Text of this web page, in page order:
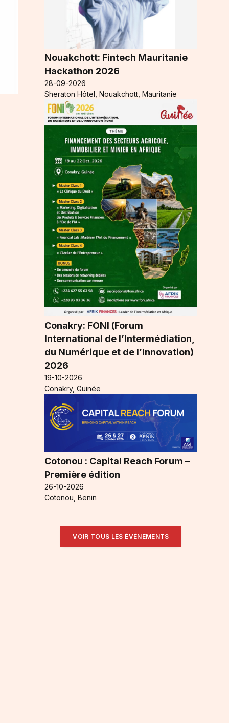
Nouakchott: Fintech Mauritanie
Hackathon 2026
28-09-2026
Sheraton Hôtel, Nouakchott, Mauritanie
Conakry: FONI (Forum
International de l’Intermédiation,
du Numérique et de l’Innovation)
2026
19-10-2026
Conakry, Guinée
Cotonou : Capital Reach Forum –
Première édition
26-10-2026
Cotonou, Benin
VOIR TOUS LES ÉVÉNEMENTS